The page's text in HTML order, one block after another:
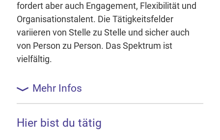
fordert aber auch Engagement, Flexibilität und
Organisationstalent. Die Tätigkeitsfelder
variieren von Stelle zu Stelle und sicher auch
von Person zu Person. Das Spektrum ist
vielfältig.
Mehr Infos
Hier bist du tätig